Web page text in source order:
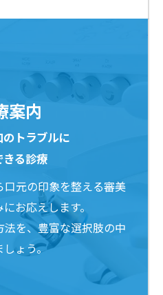
案内
のトラブルに
きる診療
口元の印象を整える審美
お応えします。
を、豊富な選択肢の中
しょう。